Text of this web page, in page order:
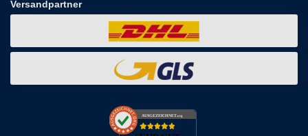
Versandpartner
AUSGEZEICHNET.org